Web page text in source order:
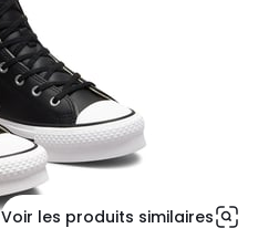
Voir les produits similaires